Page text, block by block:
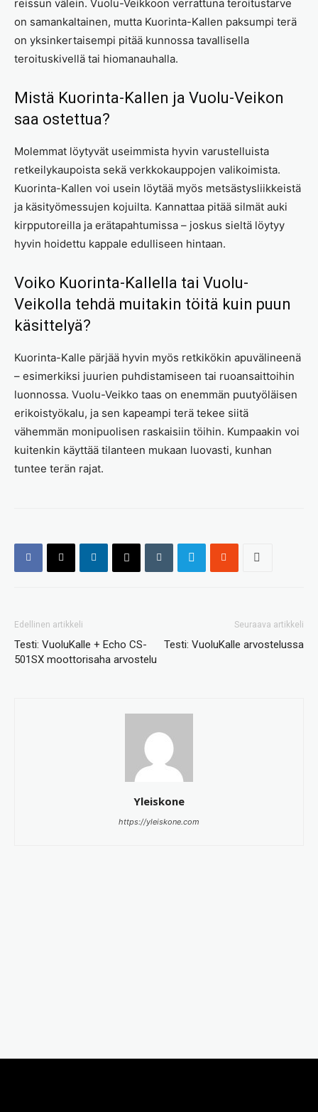
reissun välein. Vuolu-Veikkoon verrattuna teroitustarve
on samankaltainen, mutta Kuorinta-Kallen paksumpi terä
on yksinkertaisempi pitää kunnossa tavallisella
teroituskivellä tai hiomanauhalla.
Mistä Kuorinta-Kallen ja Vuolu-Veikon
saa ostettua?
Molemmat löytyvät useimmista hyvin varustelluista
retkeilykaupoista sekä verkkokauppojen valikoimista.
Kuorinta-Kallen voi usein löytää myös metsästysliikkeistä
ja käsityömessujen kojuilta. Kannattaa pitää silmät auki
kirpputoreilla ja erätapahtumissa – joskus sieltä löytyy
hyvin hoidettu kappale edulliseen hintaan.
Voiko Kuorinta-Kallella tai Vuolu-
Veikolla tehdä muitakin töitä kuin puun
käsittelyä?
Kuorinta-Kalle pärjää hyvin myös retkikökin apuvälineenä
– esimerkiksi juurien puhdistamiseen tai ruoansaittoihin
luonnossa. Vuolu-Veikko taas on enemmän puutyöläisen
erikoistyökalu, ja sen kapeampi terä tekee siitä
vähemmän monipuolisen raskaisiin töihin. Kumpaakin voi
kuitenkin käyttää tilanteen mukaan luovasti, kunhan
tuntee terän rajat.
Edellinen artikkeli
Testi: VuoluKalle + Echo CS-
501SX moottorisaha arvostelu
Seuraava artikkeli
Testi: VuoluKalle arvostelussa
Yleiskone
https://yleiskone.com